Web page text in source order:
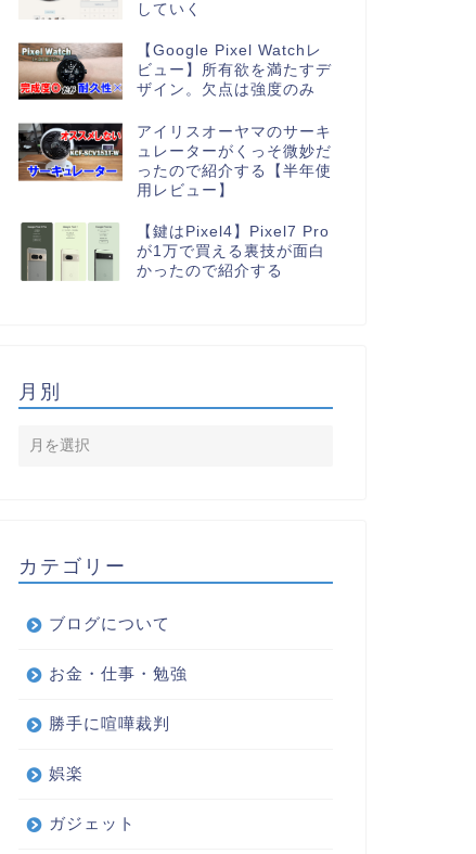
していく
【Google Pixel Watchレ
ビュー】所有欲を満たすデ
ザイン。欠点は強度のみ
アイリスオーヤマのサーキ
ュレーターがくっそ微妙だ
ったので紹介する【半年使
用レビュー】
【鍵はPixel4】Pixel7 Pro
が1万で買える裏技が面白
かったので紹介する
月別
カテゴリー
ブログについて
お金・仕事・勉強
勝手に喧嘩裁判
娯楽
ガジェット